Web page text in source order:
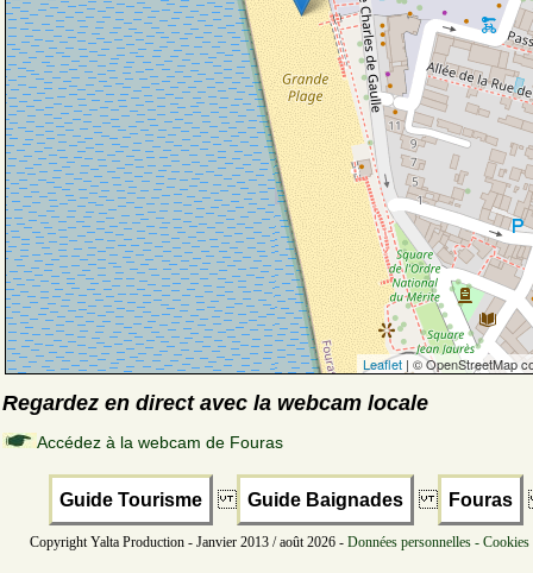
Leaflet | © OpenStreetMap
Regardez en direct avec la webcam locale
Accédez à la webcam de Fouras
Guide Tourisme Guide Baignades Fouras
Copyright Yalta Production - Janvier 2013 / août 2026 - Données personnelles -